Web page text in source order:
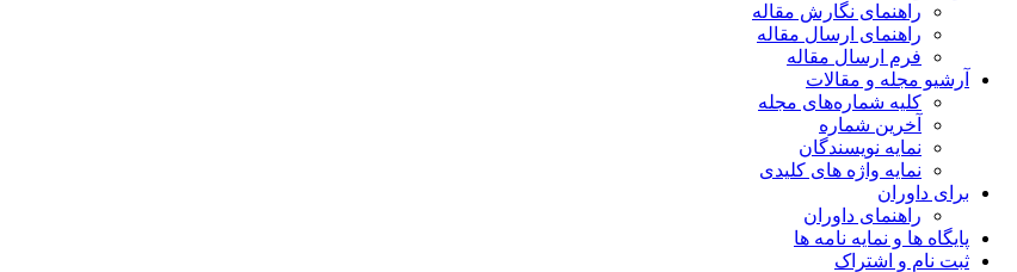
راهنمای نگارش مقاله
راهنمای ارسال مقاله
فرم ارسال مقاله
آرشیو مجله و مقالات
کلیه شماره‌های مجله
آخرین شماره
نمایه نویسندگان
نمایه واژه های کلیدی
برای داوران
راهنمای داوران
پایگاه ها و نمایه نامه ها
ثبت نام و اشتراک